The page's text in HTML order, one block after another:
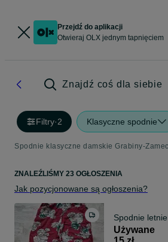
Przejdź do aplikacji
Otwieraj OLX jednym tapnięciem
Znajdź coś dla siebie
Filtry·2 Klasyczne spodnie
Spodnie klasyczne damskie Grabiny-
ZNALEŹLIŚMY 23 OGŁOSZENIA
Jak pozycjonowane są ogłoszenia?
Spodnie
Używane